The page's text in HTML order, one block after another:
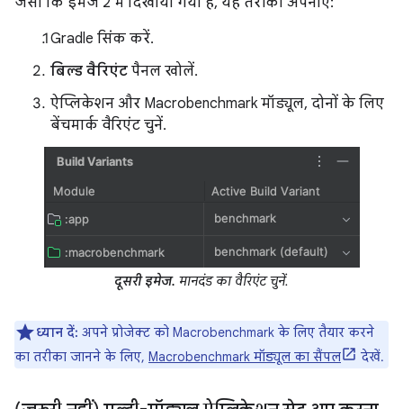
Gradle सिंक करें.
बिल्ड वैरिएंट पैनल खोलें.
ऐप्लिकेशन और Macrobenchmark मॉड्यूल, दोनों के लिए
बेंचमार्क वैरिएंट चुनें.
दूसरी इमेज. मानदंड का वैरिएंट चुनें.
ध्यान दें: अपने प्रोजेक्ट को Macrobenchmark के लिए तैयार करने
का तरीका जानने के लिए, Macrobenchmark मॉड्यूल का सैंपल देखें.